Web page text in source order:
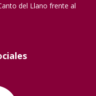
del Llano frente al